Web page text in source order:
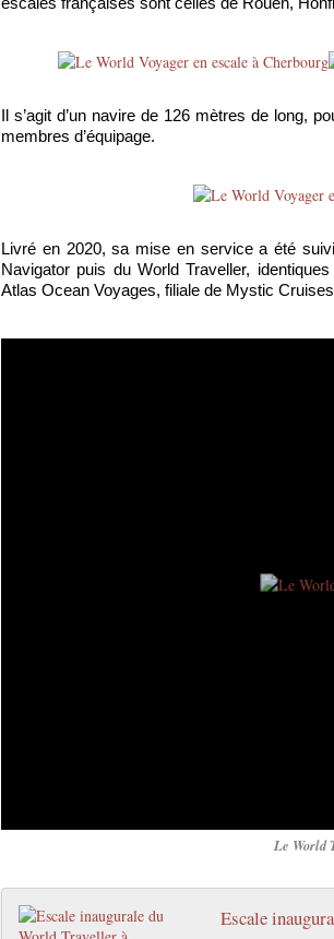
Il s’agit d’un navire de 126 mètres de long,
membres d’équipage.
Livré en 2020, sa mise en service a été
Navigator puis du World Traveller,
Atlas Ocean Voyages, filiale de Mystic
Le World
Escale